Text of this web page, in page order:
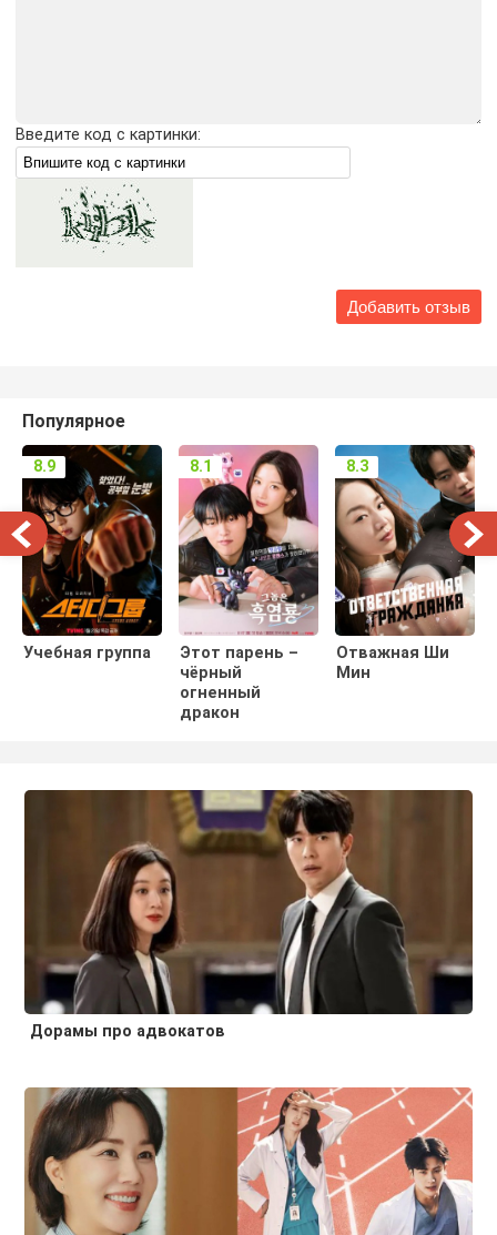
Введите код с картинки:
Популярное
Учебная группа
8.9
Этот парень –
чёрный
огненный
дракон
8.1
Отважная Ши
Мин
8.3
Дорамы про адвокатов